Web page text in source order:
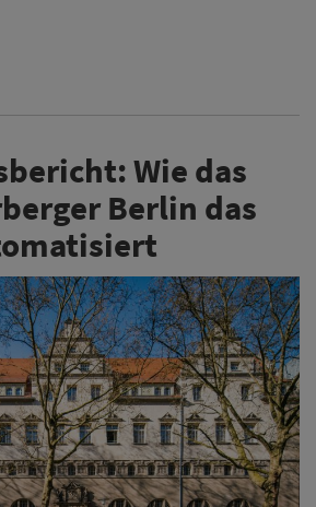
Wie das
Berlin das